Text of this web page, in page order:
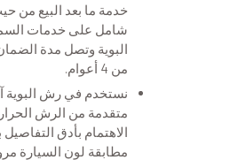
خدمة ما بعد البيع من
شامل على خدمات
البوية وتصل مدة الضمان
من 4 أعوام.
نستخدم في رش البوية
متقدمة من الرش
الاهتمام بأدق
مطابقة لون السيارة